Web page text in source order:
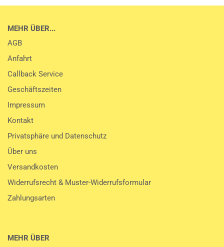
MEHR ÜBER...
AGB
Anfahrt
Callback Service
Geschäftszeiten
Impressum
Kontakt
Privatsphäre und Datenschutz
Über uns
Versandkosten
Widerrufsrecht & Muster-Widerrufsformular
Zahlungsarten
MEHR ÜBER